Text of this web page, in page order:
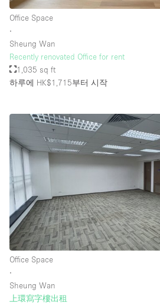
Office Space
∙
Sheung Wan
Recently renovated Office for rent
1,035 sq ft
하루에 HK$1,715부터 시작
Office Space
∙
Sheung Wan
上環寫字樓出租